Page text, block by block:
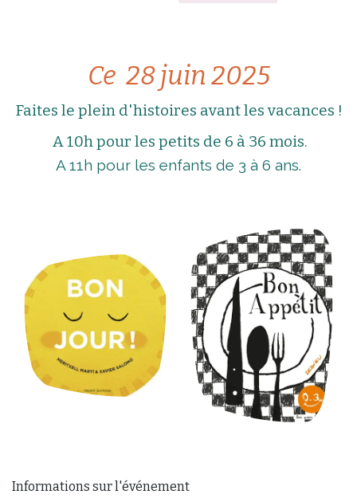
Ce 28 juin 2025
Faites le plein d'histoires avant les vacances !
A 10h pour les petits de 6 à 36 mois.
A 11h pour les enfants de 3 à 6 ans.
Informations sur l'événement